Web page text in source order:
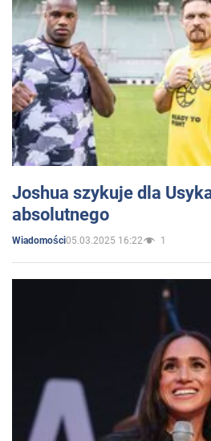
Joshua szykuje dla
absolutnego
Wiadomości05.03.2025 16:22 1